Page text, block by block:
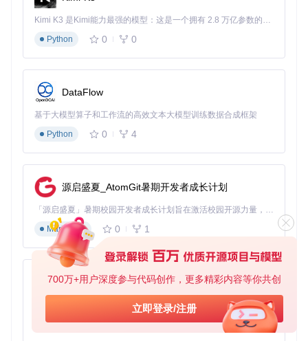
700万+用户深度参与代码创作，更多精彩内容等你共创
立即登录/注册
括构建安装OpenCore、创建macOS安装器和安装后根补丁等
升级方案
OCLP软件升级
中 低（免费） 中
显著
硬件+软件升级
高
官方系统更新
低 无 无
有限
对于大多数用户，推荐采用"OCLP软件升级+选择性硬件升
级"的组合方案，既能获得系统新功能，又能通过硬件升级解
决关键瓶颈。
💡专家提示：对于2015年以后的Mac机型，通常只需软件升
级即可获得良好体验；而2012-2014年的机型建议同时升级SS
D和内存，以达到最佳效果。
三、实施流程：分阶段完成旧Mac升级
Kimi K3 是Kimi能力最强的模型：这是一个拥有 2.8 万亿参数的混合专家（MoE）模型，具备原生视觉理解能力，并支持 100 万 token 的上下文窗口。
Python
0 0
DataFlow
基于大模型算子和工作流的高效文本大模型训练数据合成框架
Python
0 4
源启盛夏_AtomGit暑期开发者成长计划
「源启盛夏」暑期校园开发者成长计划旨在激活校园开源力量，通过积分激励、认证扶持、资源倾斜等形式，引导高校组织和开发者完成「入驻 — 建项目 — 做贡献 — 获认证 — 得资源」的完整闭环。无论你是想带领社团入驻平台的组织者，还是希望用代码贡献证明自己的开发者，都能在这里找到属于你的成长路径。
Markdown
0 1
py-xiaozhi
基于Python的Xiaozhi AI，适用于想要完整Xiaozhi体验而无需拥有专用硬件的用户。
Python
0 1